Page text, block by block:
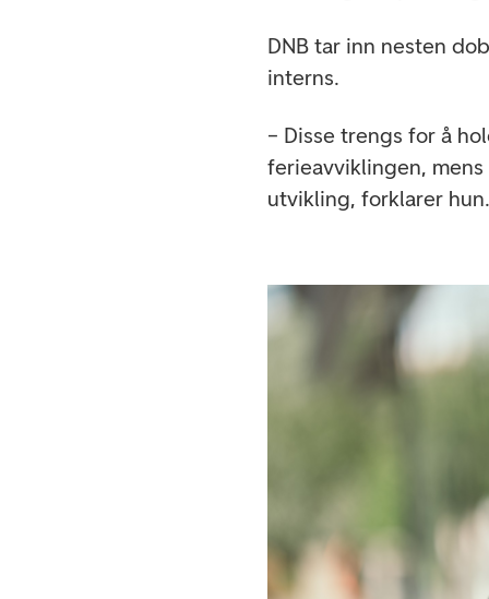
DNB tar inn nesten
interns.
– Disse trengs for å
ferieavviklingen,
utvikling, forklarer